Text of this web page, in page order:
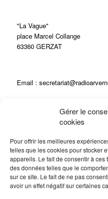
Gérer le
cookies
Pour offrir les meilleures
telles que les cookies pour stocker
appareils. Le fait de consentir à
des données telles que le
sur ce site. Le fait de ne pas
avoir un effet négatif sur certaines
"La Vague"
place Marcel Collange
63360 GERZAT
Email :
ECOUTEZ RADIO
Radio en direct